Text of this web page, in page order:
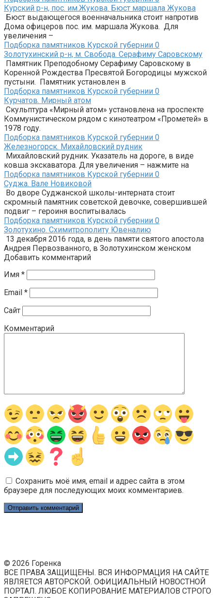
Курский р-н, пос. им.Жукова. Бюст маршала Жукова
Бюст выдающегося военначальника стоит напротив
Дома офицеров пос. им. маршала Жукова. Для
увеличения –
Подборка памятников Курской губернии 0
Золотухинский р-н, м. Свобода. Серафиму Саровскому
Памятник Преподобному Серафиму Саровскому в
Коренной Рождества Пресвятой Богородицы мужской
пустыни. Памятник установлен в
Подборка памятников Курской губернии 0
Курчатов. Мирный атом
Скульптура «Мирный атом» установлена на проспекте
Коммунистическом рядом с кинотеатром «Прометей» в
1978 году.
Подборка памятников Курской губернии 0
Железногорск. Михайловский рудник
Михайловский рудник. Указатель на дороге, в виде
ковша экскаватора. Для увеличения – нажмите на
Подборка памятников Курской губернии 0
Суджа. Вале Новиковой
Во дворе Суджанской школы-интерната стоит
скромный памятник советской девочке, совершившей
подвиг – героиня воспитывалась
Подборка памятников Курской губернии 0
Золотухино. Схимитрополиту Ювеналию
13 декабря 2016 года, в день памяти святого апостола
Андрея Первозванного, в Золотухинском женском
Добавить комментарий
Имя *
Email *
Сайт
Комментарий
Сохранить моё имя, email и адрес сайта в этом
браузере для последующих моих комментариев.
© 2026 Горенка
ВСЕ ПРАВА ЗАЩИЩЕНЫ. ВСЯ ИНФОРМАЦИЯ НА САЙТЕ
ЯВЛЯЕТСЯ АВТОРСКОЙ. ОФИЦИАЛЬНЫЙ НОВОСТНОЙ
ПОРТАЛ. ЛЮБОЕ КОПИРОВАНИЕ МАТЕРИАЛОВ СТРОГО